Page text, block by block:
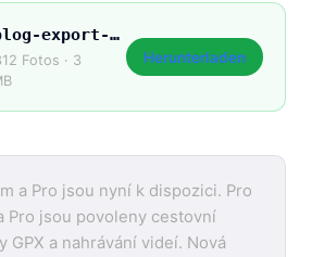
meinreiseblog-export-2026.zip
Fotos · 3
Herunterladen
a Pro jsou nyní k dispozici. Pro
Pro jsou povoleny cestovní
GPX a nahrávání videí. Nová